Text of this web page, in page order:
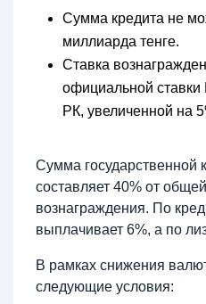
Сумма кредита не
миллиарда тенге.
Ставка
официальной ставки
РК, увеличенной на
Сумма государственной
составляет 40% от
вознаграждения. По
выплачивает 6%, а по
В рамках снижения
следующие условия: